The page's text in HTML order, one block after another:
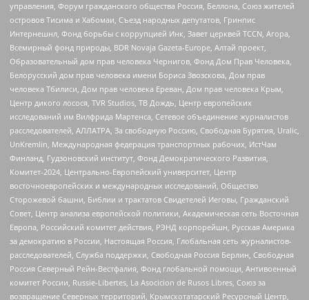
управления, Форум гражданского общества Россия, Беллона, Союз жителей
островов Тисима и Хабомаи, Съезд народных депутатов, Гринпис
Интернешнл, Фонд борьбы с коррупцией Инк, Завет церквей TCCN, Агора,
Всемирный фонд природы, BDR Novaja Gazeta-Europe, Алтай проект,
Образовательный дом прав человека Чернигов, Фонд Дом Прав Человека,
Белорусский дом прав человека имени Бориса Звозскова, Дом прав
человека Тбилиси, Дом прав человека Ереван, Дом прав человека Крым,
Центр дикого лосося, TVR Studios, ТВ Дождь, Центр европейских
исследований им Вилфрида Мартенса, Сетевое объединение журналистов
расследователей, АЛЛАТРА, За свободную Россию, Свободная Бурятия, Uralic,
UnKremlin, Международная федерация транспортных рабочих, ИстЧам
Финланд, Гудзоновский институт, Фонд Демократического Развития,
Комитет-2024, Центрально-Европейский университет, Центр
восточноевропейских и международных исследований, Общество
Сторожевой башни, Библии и трактатов Свидетелей Иеговы, Гражданский
Совет, Центр анализа европейской политики, Академическая сеть Восточная
Европа, Российский комитет действия, РЭНД корпорейшн, Русская Америка
за демократию в России, Настоящая Россия, Глобальная сеть журналистов-
расследователей, Служба поддержки, Свободная Россия Берлин, Свободная
Россия Северный Рейн-Вестфалия, Фонд глобальной помощи, Антивоенный
комитет России, Russie-Libertes, La Asocicion de Rusos Libres, Союз за
возвращение Северных территорий, Крымскотатарский Ресурсный Центр,